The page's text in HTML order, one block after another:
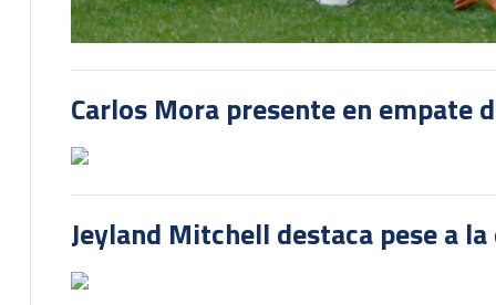
Carlos Mora presente en empate
Jeyland Mitchell destaca pese a